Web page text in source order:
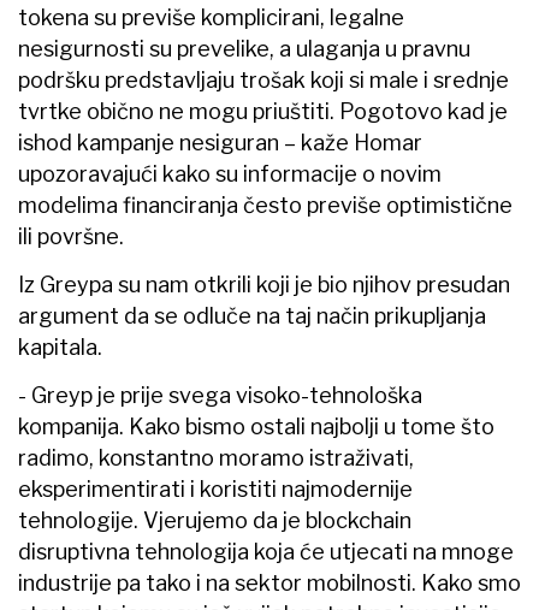
tokena su previše komplicirani, legalne
nesigurnosti su prevelike, a ulaganja u pravnu
podršku predstavljaju trošak koji si male i srednje
tvrtke obično ne mogu priuštiti. Pogotovo kad je
ishod kampanje nesiguran – kaže Homar
upozoravajući kako su informacije o novim
modelima financiranja često previše optimistične
ili površne.
Iz Greypa su nam otkrili koji je bio njihov presudan
argument da se odluče na taj način prikupljanja
kapitala.
- Greyp je prije svega visoko-tehnološka
kompanija. Kako bismo ostali najbolji u tome što
radimo, konstantno moramo istraživati,
eksperimentirati i koristiti najmodernije
tehnologije. Vjerujemo da je blockchain
disruptivna tehnologija koja će utjecati na mnoge
industrije pa tako i na sektor mobilnosti. Kako smo